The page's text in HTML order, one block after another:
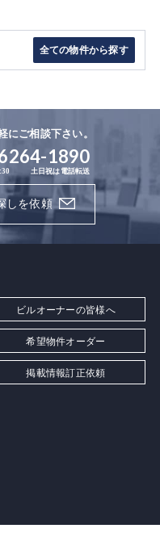
全ての物件から探す
ご相談下さい。
1890
土日祝は電話転送
しを依頼
ビルオーナーの皆様へ
希望物件オーダー
掲載情報訂正依頼